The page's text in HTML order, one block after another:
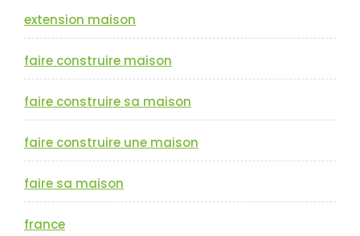
extension maison
faire construire maison
faire construire sa maison
faire construire une maison
faire sa maison
france